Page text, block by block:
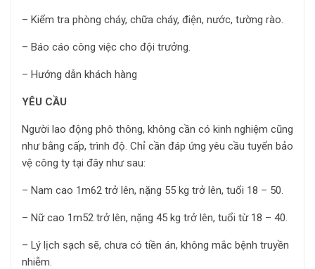
– Kiểm tra phòng cháy, chữa cháy, điện, nước, tường rào.
– Báo cáo công việc cho đội trưởng.
– Hướng dẫn khách hàng
YÊU CẦU
Người lao động phô thông, không cần có kinh nghiệm cũng
như bằng cấp, trình độ. Chỉ cần đáp ứng yêu cầu tuyển bảo
vệ công ty tại đây như sau:
– Nam cao 1m62 trở lên, nặng 55 kg trở lên, tuổi 18 – 50.
– Nữ cao 1m52 trở lên, nặng 45 kg trở lên, tuổi từ 18 – 40.
– Lý lịch sạch sẽ, chưa có tiền án, không mắc bệnh truyền
nhiễm.